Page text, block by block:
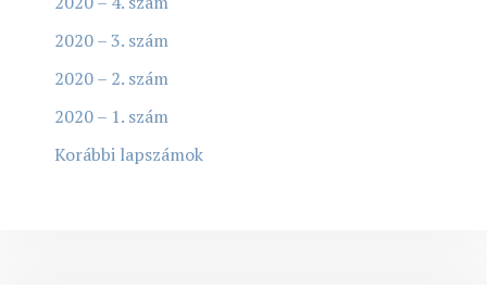
2020 – 3. szám
2020 – 2. szám
2020 – 1. szám
Korábbi lapszámok